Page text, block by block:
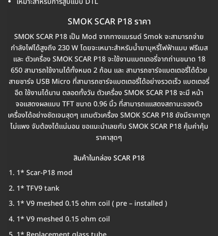
SMOK SCAR P18 ราคา
SMOK SCAR P18 เป็น Mod จากทางแบรนด์ Smok จะสามารถจ่าย
กำลังไฟได้สูงถึง 230 W โดยจะเหมาะสำหรับน้ำยาบุหรี่ไฟฟ้าแบบ ฟรีเบส
และ ตัวเครื่อง SMOK SCAR P18 จะใช้งานแบตเตอรี่จากถ่านขนาด 18
650 สามารถใช้งานได้ทั้งหมด 2 ก้อน และ สามารถชาร์จแบตเตอรี่ได้ด้วย
สายชาร์จ USB Micro ที่สามารถชาร์จแบตเตอรี่ได้อย่างรวดเร็ว แบตเตอรี่
อึด ใช้งานได้นาน ตลอดทั้งวัน ตัวเครื่อง SMOK SCAR P18 จะมี หน้า
จอแสดงผลแบบ TFT ขนาด 0.96 นิ้ว ที่สามารถแแสดงสถานะของตัว
เครื่องได้อย่างชัดเจนสุดๆ แถมตัวเครื่อง SMOK SCAR P18 ยังมีราคาถูก
ไม่แพง จับต้องได้แน่นอน ขอแนะนำเลยกับ SMOK SCAR P18 คุ้มค่าคุ้ม
ราคาสุดๆ
สินค้าในกล่อง SCAR P18
1* Scar-P18 mod
1* TFV9 tank
1* V9 meshed 0.15 ohm coil ( pre – installed )
1* V9 meshed 0.15 ohm coil